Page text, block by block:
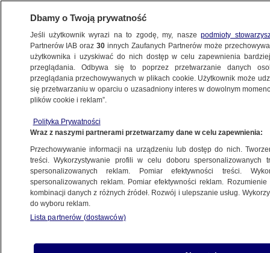
WARSZAWA
ŚRÓDMIEŚCIE
fotoradary
1.10.2024, 21:11
Udostępnij
Dbamy o Twoją prywatność
Jeśli użytkownik wyrazi na to zgodę, my, naszepodmioty
Partnerów IAB oraz30 innych Zaufanych Partnerów może
użytkownika i uzyskiwać do nich dostęp w celu zapewnienia
przeglądania. Odbywa się to poprzez przetwarzanie danych
przeglądania przechowywanych w plikach cookie. Użytkownik może
się przetwarzaniu w oparciu o uzasadniony interes w dowolnym
plików cookie i reklam”.
Polityka Prywatności
Wraz z naszymi partnerami przetwarzamy dane w celu zapewnienia:
Przechowywanie informacji na urządzeniu lub dostęp do nich.
treści. Wykorzystywanie profili w celu doboru spersonalizowanych
spersonalizowanych reklam. Pomiar efektywności treści.
spersonalizowanych reklam. Pomiar efektywności reklam.
kombinacji danych z różnych źródeł. Rozwój i ulepszanie usług.
do wyboru reklam.
Lista partnerów (dostawców)